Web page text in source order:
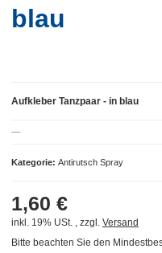
blau
Kategorie Antirutsch Spray
Aufkleber Tanzpaar - in blau
1,60 €
inkl. 19% USt. , zzgl. Versand
Bitte beachten Sie den